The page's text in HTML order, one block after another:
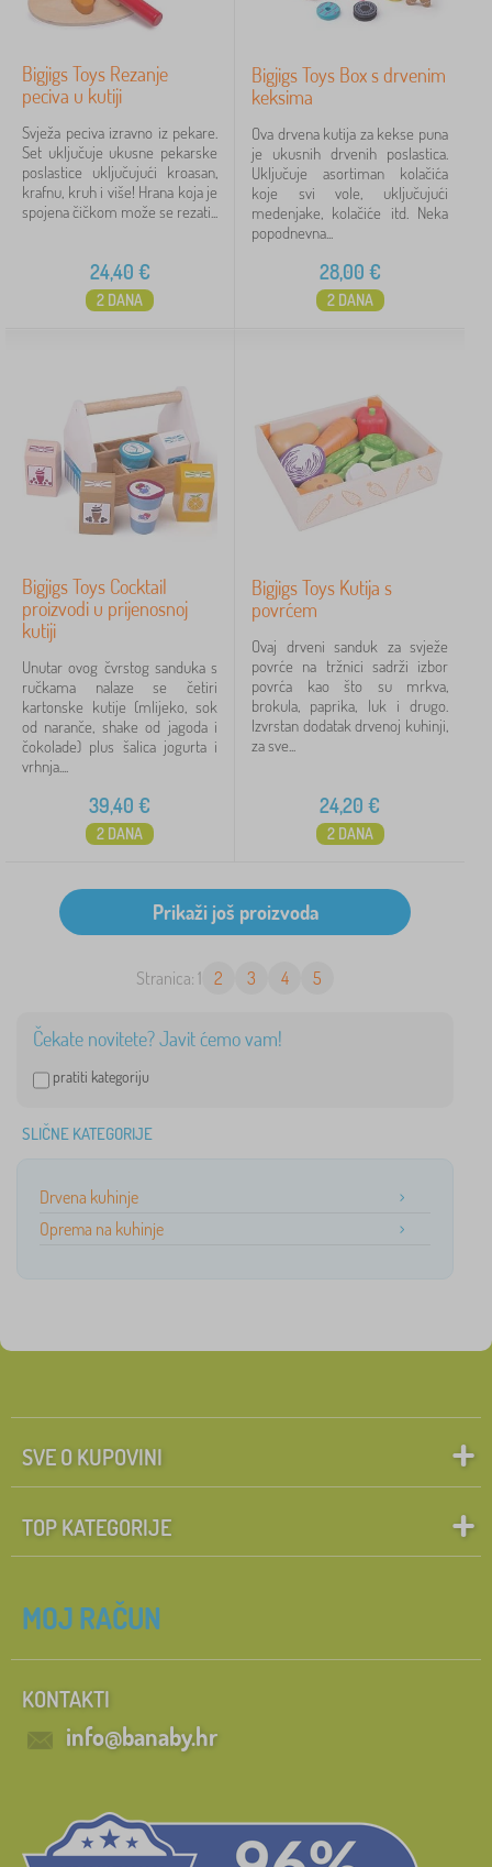
Bigjigs Toys Rezanje
peciva u kutiji
Svježa peciva izravno iz pekare.
Set uključuje ukusne pekarske
poslastice uključujući kroasan,
krafnu, kruh i više! Hrana koja je
spojena čičkom može se rezati...
24,40 €
2 DANA
Bigjigs Toys Box s drvenim
keksima
Ova drvena kutija za kekse puna
je ukusnih drvenih poslastica.
Uključuje asortiman kolačića
koje svi vole, uključujući
medenjake, kolačiće itd. Neka
popodnevna...
28,00 €
2 DANA
Bigjigs Toys Cocktail
proizvodi u prijenosnoj
kutiji
Unutar ovog čvrstog sanduka s
ručkama nalaze se četiri
kartonske kutije (mlijeko, sok
od naranče, shake od jagoda i
čokolade) plus šalica jogurta i
vrhnja....
39,40 €
2 DANA
Bigjigs Toys Kutija s
povrćem
Ovaj drveni sanduk za svježe
povrće na tržnici sadrži izbor
povrća kao što su mrkva,
brokula, paprika, luk i drugo.
Izvrstan dodatak drvenoj kuhinji,
za sve...
24,20 €
2 DANA
Stranica: 1 2 3 4 5
Čekate novitete? Javit ćemo vam!
pratiti kategoriju
SLIČNE KATEGORIJE
Drvena kuhinje
Oprema na kuhinje
SVE O KUPOVINI
TOP KATEGORIJE
MOJ RAČUN
KONTAKTI
info@banaby.hr